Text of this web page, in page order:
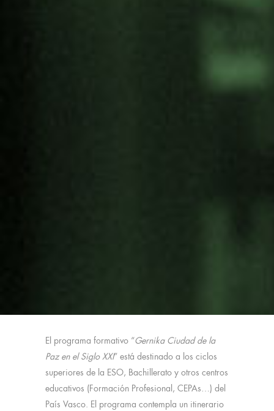
El programa formativo “Gernika Ciudad de la
Paz en el Siglo XXI” está destinado a los ciclos
superiores de la ESO, Bachillerato y otros centros
educativos (Formación Profesional, CEPAs…) del
País Vasco. El programa contempla un itinerario